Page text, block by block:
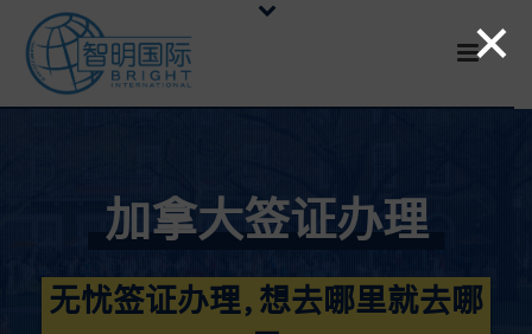
加拿大签证办理
无忧签证办理，想去哪里就去哪
×